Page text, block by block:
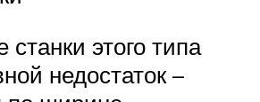
этого типа
недостаток –